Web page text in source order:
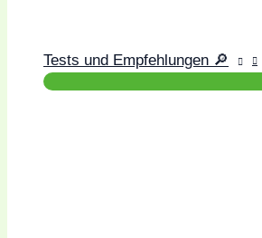
Tests und Empfehlungen 🔎